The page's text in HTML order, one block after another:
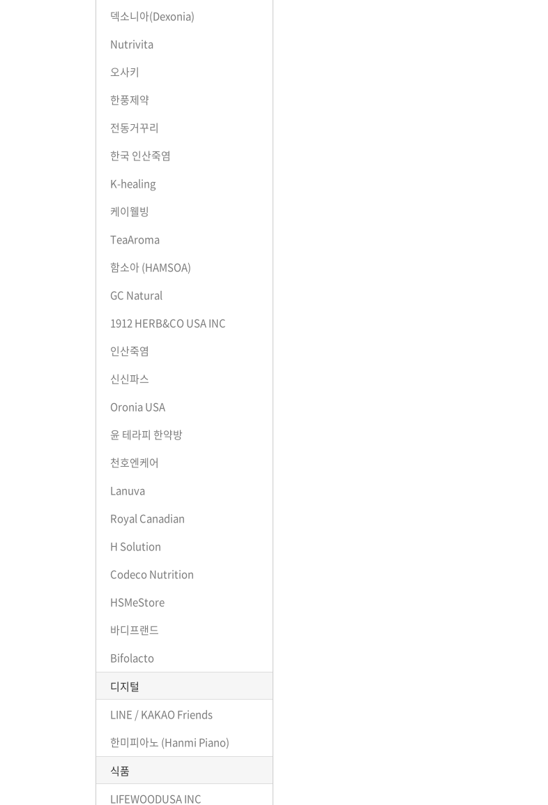
덱소니아(Dexonia)
Nutrivita
오사키
한풍제약
전동거꾸리
한국 인산죽염
K-healing
케이웰빙
TeaAroma
함소아 (HAMSOA)
GC Natural
1912 HERB&CO USA INC
인산죽염
신신파스
Oronia USA
윤 테라피 한약방
천호엔케어
Lanuva
Royal Canadian
H Solution
Codeco Nutrition
HSMeStore
바디프랜드
Bifolacto
디지털
LINE / KAKAO Friends
한미피아노 (Hanmi Piano)
식품
LIFEWOODUSA INC